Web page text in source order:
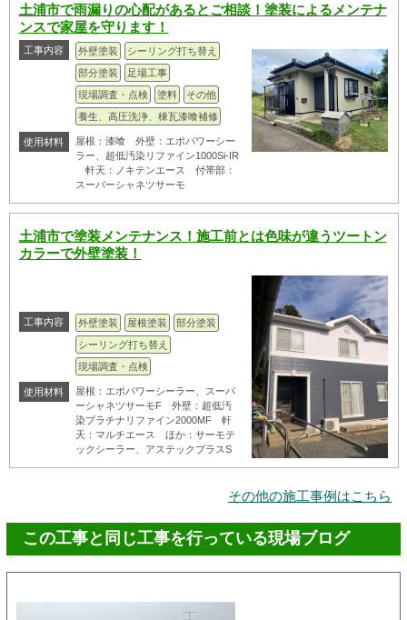
土浦市で雨漏りの心配があるとご相談！塗装によるメンテナ
ンスで家屋を守ります！
工事内容 外壁塗装
シーリング打ち替え
部分塗装
足場工事
現場調査・点検
塗料
その他
養生、高圧洗浄、棟瓦漆喰補修
使用材料
屋根：漆喰 外壁：エポパワーシー
ラー、超低汚染リファイン1000Si-IR
軒天：ノキテンエース 付帯部：
スーパーシャネツサーモ
土浦市で塗装メンテナンス！施工前とは色味が違うツートン
カラーで外壁塗装！
工事内容 外壁塗装 屋根塗装
部分塗装
シーリング打ち替え
現場調査・点検
使用材料
屋根：エポパワーシーラー、スーパ
ーシャネツサーモF 外壁：超低汚
染プラチナリファイン2000MF 軒
天：マルチエース ほか：サーモテ
ックシーラー、アステックプラスS
その他の施工事例はこちら
この工事と同じ工事を行っている現場ブログ